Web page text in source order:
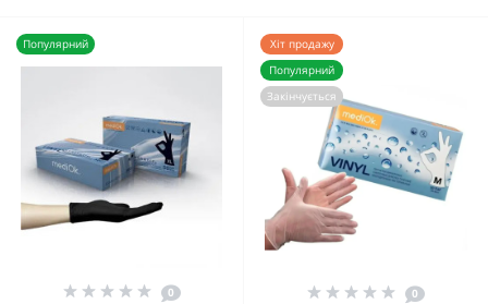
Популярний
0
Хіт продажу
Популярний
Закінчується
0